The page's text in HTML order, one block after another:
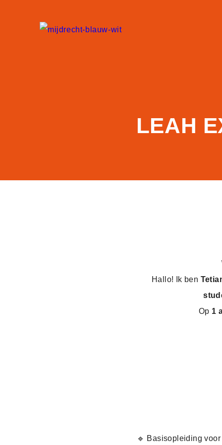
LEAH
Hallo! Ik ben
Op 1
🔹 Basisopleiding